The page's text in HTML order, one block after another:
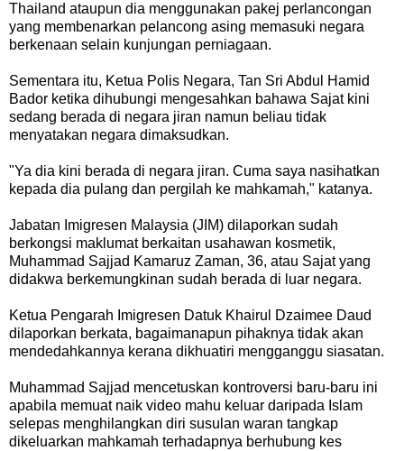
Thailand ataupun dia menggunakan pakej perlancongan
yang membenarkan pelancong asing memasuki negara
berkenaan selain kunjungan perniagaan.
Sementara itu, Ketua Polis Negara, Tan Sri Abdul Hamid
Bador ketika dihubungi mengesahkan bahawa Sajat kini
sedang berada di negara jiran namun beliau tidak
menyatakan negara dimaksudkan.
"Ya dia kini berada di negara jiran. Cuma saya nasihatkan
kepada dia pulang dan pergilah ke mahkamah," katanya.
Jabatan Imigresen Malaysia (JIM) dilaporkan sudah
berkongsi maklumat berkaitan usahawan kosmetik,
Muhammad Sajjad Kamaruz Zaman, 36, atau Sajat yang
didakwa berkemungkinan sudah berada di luar negara.
Ketua Pengarah Imigresen Datuk Khairul Dzaimee Daud
dilaporkan berkata, bagaimanapun pihaknya tidak akan
mendedahkannya kerana dikhuatiri mengganggu siasatan.
Muhammad Sajjad mencetuskan kontroversi baru-baru ini
apabila memuat naik video mahu keluar daripada Islam
selepas menghilangkan diri susulan waran tangkap
dikeluarkan mahkamah terhadapnya berhubung kes